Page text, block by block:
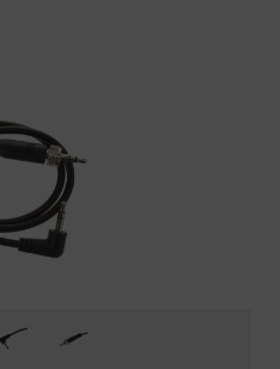
aus 38 Kundenbewertungen